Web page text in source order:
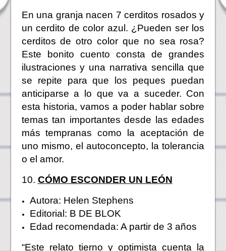
En una granja nacen 7 cerditos rosados y
un cerdito de color azul. ¿Pueden ser los
cerditos de otro color que no sea rosa?
Este bonito cuento consta de grandes
ilustraciones y una narrativa sencilla que
se repite para que los peques puedan
anticiparse a lo que va a suceder. Con
esta historia, vamos a poder hablar sobre
temas tan importantes desde las edades
más tempranas como la aceptación de
uno mismo, el autoconcepto, la tolerancia
o el amor.
10. CÓMO ESCONDER UN LEÓN
Autora: Helen Stephens
Editorial: B DE BLOK
Edad recomendada: A partir de 3 años
“Este relato tierno y optimista cuenta la